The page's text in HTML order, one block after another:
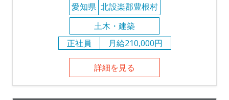
愛知県 北設楽郡豊根村
土木・建築
正社員
月給210,000円
詳細を見る